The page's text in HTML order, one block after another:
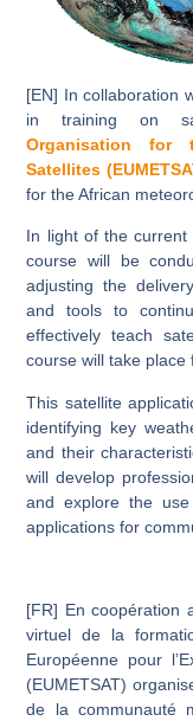
[EN] In collaboration
in training on
Organisation for
Satellites
for the African
In light of the current
course will be
adjusting the
and tools to
effectively teach
course will take place
This satellite
identifying key
and their
will develop
and explore the
applications for
[FR] En coopération
virtuel de la
Européenne pour
(EUMETSAT)
de la communauté